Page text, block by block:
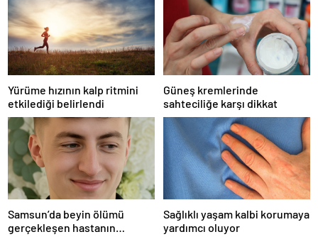
Yürüme hızının kalp ritmini
etkilediği belirlendi
Güneş kremlerinde
sahteciliğe karşı dikkat
Samsun’da beyin ölümü
gerçekleşen hastanın
Sağlıklı yaşam kalbi korumaya
yardımcı oluyor